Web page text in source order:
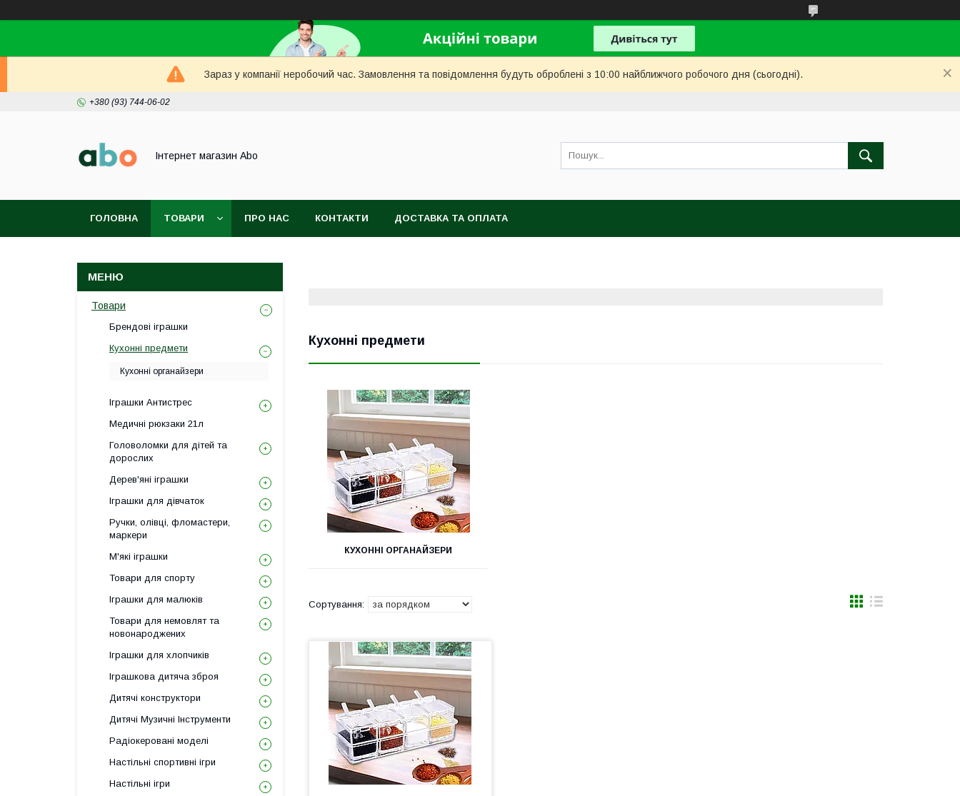
Зараз у компанії неробочий час. Замовлення та повідомлення будуть оброблені з 10:00 найближчого робочого дня (сьогодні).
+380 (93) 744-06-02
Інтернет магазин Abo
ГОЛОВНА ТОВАРИ ПРО НАС КОНТАКТИ ДОСТАВКА ТА ОПЛАТА
Кухонні предмети
КУХОННІ ОРГАНАЙЗЕРИ
Товари
Брендові іграшки
Кухонні предмети
Кухонні органайзери
Іграшки Антистрес
Медичні рюкзаки 21л
Головоломки для дітей та
дорослих
Дерев'яні іграшки
Іграшки для дівчаток
Ручки, олівці, фломастери,
маркери
М'які іграшки
Товари для спорту
Іграшки для малюків
Товари для немовлят та
новонароджених
Іграшки для хлопчиків
Іграшкова дитяча зброя
Дитячі конструктори
Дитячі Музичні Інструменти
Радіокеровані моделі
Настільні спортивні ігри
Настільні ігри